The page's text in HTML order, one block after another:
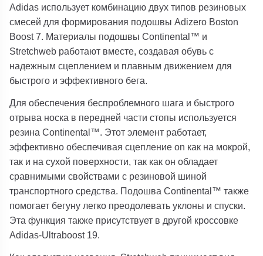
Adidas использует комбинацию двух типов резиновых
смесей для формирования подошвы Adizero Boston
Boost 7. Материалы подошвы Continental™ и
Stretchweb работают вместе, создавая обувь с
надежным сцеплением и плавным движением для
быстрого и эффективного бега.
Для обеспечения беспроблемного шага и быстрого
отрыва носка в передней части стопы используется
резина Continental™. Этот элемент работает,
эффективно обеспечивая сцепление on как на мокрой,
так и на сухой поверхности, так как он обладает
сравнимыми свойствами с резиновой шиной
транспортного средства. Подошва Continental™ также
помогает бегуну легко преодолевать уклоны и спуски.
Эта функция также присутствует в другой кроссовке
Adidas-Ultraboost 19.